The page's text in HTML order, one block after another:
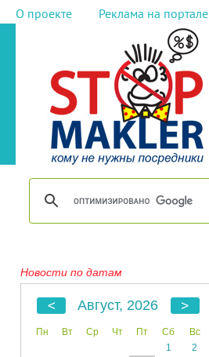
О проекте Реклама на портале
Новости по датам
Август, 2026
Пн Вт Ср Чт Пт Сб
Вс
1
2